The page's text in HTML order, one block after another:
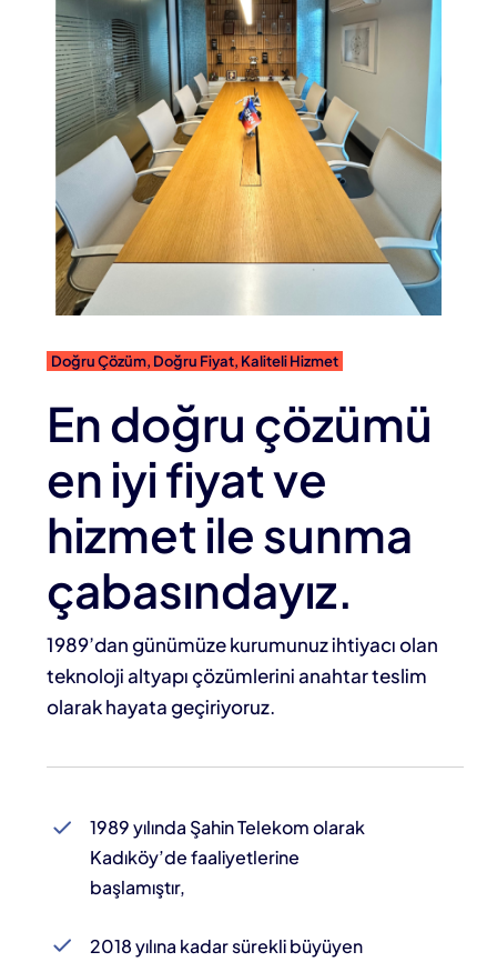
Doğru Çözüm, Doğru Fiyat, Kaliteli Hizmet
En doğru çözümü
en iyi fiyat ve
hizmet ile sunma
çabasındayız.
1989’dan günümüze kurumunuz ihtiyacı olan
teknoloji altyapı çözümlerini anahtar teslim
olarak hayata geçiriyoruz.
1989 yılında Şahin Telekom olarak
Kadıköy’de faaliyetlerine
başlamıştır,
2018 yılına kadar sürekli büyüyen